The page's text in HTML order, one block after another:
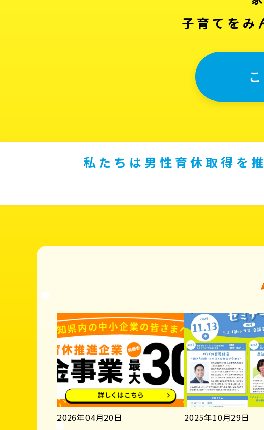
子育てをみ
私たちは男性育休取得を
2026年04月20日
2025年10月29日